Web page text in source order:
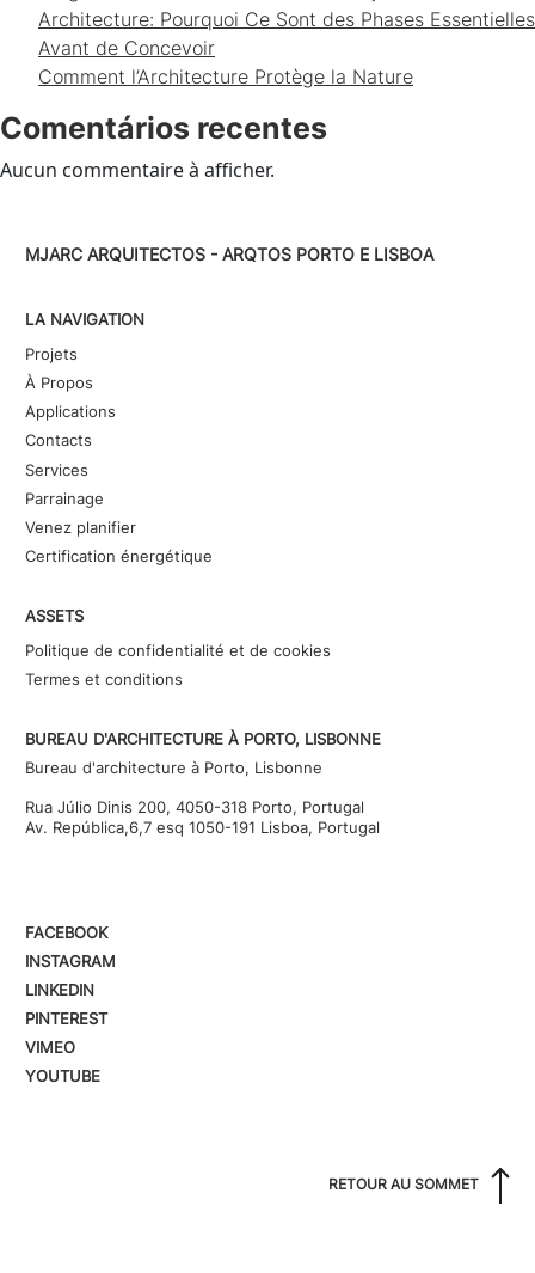
Architecture: Pourquoi Ce Sont des Phases Essentielles
Avant de Concevoir
Comment l’Architecture Protège la Nature
Comentários recentes
Aucun commentaire à afficher.
MJARC ARQUITECTOS - ARQTOS PORTO E LISBOA
LA NAVIGATION
Projets
À Propos
Applications
Contacts
Services
Parrainage
Venez planifier
Certification énergétique
ASSETS
Politique de confidentialité et de cookies
Termes et conditions
BUREAU D'ARCHITECTURE À PORTO, LISBONNE
Bureau d'architecture à Porto, Lisbonne
Rua Júlio Dinis 200, 4050-318 Porto, Portugal
Av. República,6,7 esq 1050-191 Lisboa, Portugal
FACEBOOK
INSTAGRAM
LINKEDIN
PINTEREST
VIMEO
YOUTUBE
RETOUR AU SOMMET